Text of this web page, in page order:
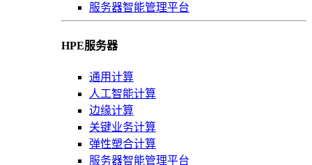
服务器智能管理平台
HPE服务器
通用计算
人工智能计算
边缘计算
关键业务计算
弹性塑合计算
服务器智能管理平台